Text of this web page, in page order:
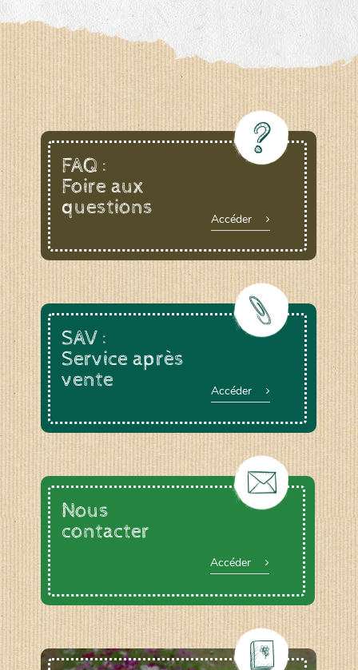
Le YOGA ou le BAIN DE GONG, animée par
Anne DEVOUGE
Un ATELIER PRATIQUE ET THEORIQUE
autour du jardinage, biodynamie, la graine…
La RANDONNEE PEDESTRE pour profiter des
chemins bucoliques des environs
Et d’autres activités diverses : cuisine,
vannerie, inventaires sur notre domaine avec
un expert de la LPO, géobiologie…
FAQ :
Foire aux
questions
Accéder
SAV :
Service après
vente
Accéder
Nous
contacter
Accéder